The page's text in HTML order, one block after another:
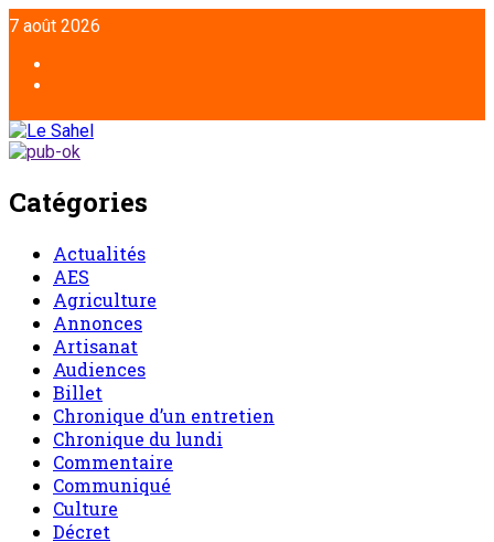
7 août 2026
Catégories
Actualités
AES
Agriculture
Annonces
Artisanat
Audiences
Billet
Chronique d’un entretien
Chronique du lundi
Commentaire
Communiqué
Culture
Décret